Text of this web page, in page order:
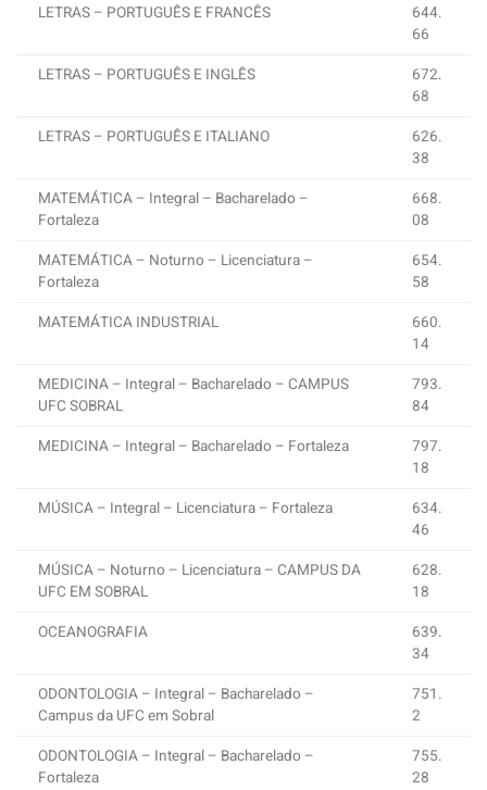
LETRAS – PORTUGUÊS E FRANCÊS
644.
66
LETRAS – PORTUGUÊS E INGLÊS
672.
68
LETRAS – PORTUGUÊS E ITALIANO
626.
38
MATEMÁTICA – Integral – Bacharelado –
Fortaleza
668.
08
MATEMÁTICA – Noturno – Licenciatura –
Fortaleza
654.
58
MATEMÁTICA INDUSTRIAL
660.
14
MEDICINA – Integral – Bacharelado – CAMPUS
UFC SOBRAL
793.
84
MEDICINA – Integral – Bacharelado – Fortaleza
797.
18
MÚSICA – Integral – Licenciatura – Fortaleza
634.
46
MÚSICA – Noturno – Licenciatura – CAMPUS DA
UFC EM SOBRAL
628.
18
OCEANOGRAFIA
639.
34
ODONTOLOGIA – Integral – Bacharelado –
Campus da UFC em Sobral
751.
2
ODONTOLOGIA – Integral – Bacharelado –
Fortaleza
755.
28